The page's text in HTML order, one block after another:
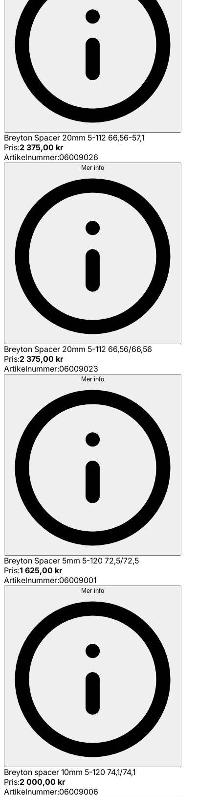
Breyton Spacer 20mm 5-112 66,56-57,1
Pris:2 375,00 kr
Artikelnummer:06009026
Mer info
Breyton Spacer 20mm 5-112 66,56/66,56
Pris:2 375,00 kr
Artikelnummer:06009023
Mer info
Breyton Spacer 5mm 5-120 72,5/72,5
Pris:1 625,00 kr
Artikelnummer:06009001
Mer info
Breyton spacer 10mm 5-120 74,1/74,1
Pris:2 000,00 kr
Artikelnummer:06009006